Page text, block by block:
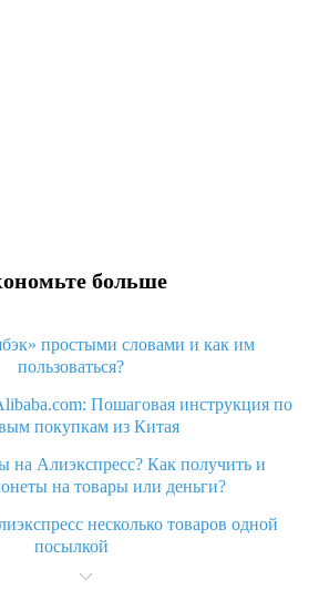
больше
простыми словами и как им
пользоваться?
Пошаговая инструкция по
покупкам из Китая
на Алиэкспресс? Как получить и
на товары или деньги?
несколько товаров одной
посылкой
закрыт» на Алиэкспресс и что